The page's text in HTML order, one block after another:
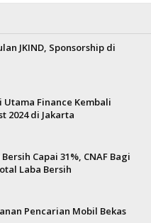
JKIND, Sponsorship di
Finance Kembali
2024 di Jakarta
Capai 31%, CNAF Bagi
Laba Bersih
Pencarian Mobil Bekas